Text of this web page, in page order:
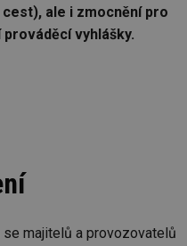
ale i zmocnění pro
vyhlášky.
majitelů a provozovatelů